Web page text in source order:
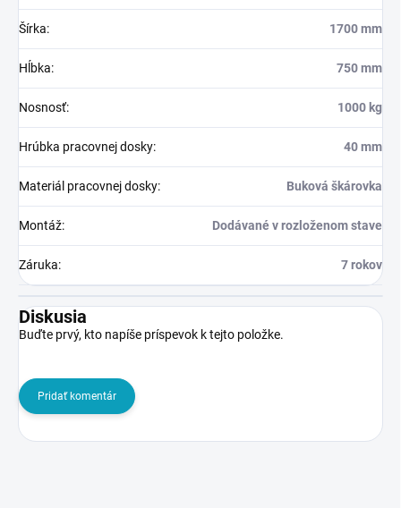
Šírka: 1700 mm
Hĺbka: 750 mm
Nosnosť: 1000 kg
Hrúbka pracovnej dosky: 40 mm
Materiál pracovnej dosky: Buková škárovka
Montáž: Dodávané v rozloženom stave
Záruka: 7 rokov
Diskusia
Buďte prvý, kto napíše príspevok k tejto položke.
Pridať komentár